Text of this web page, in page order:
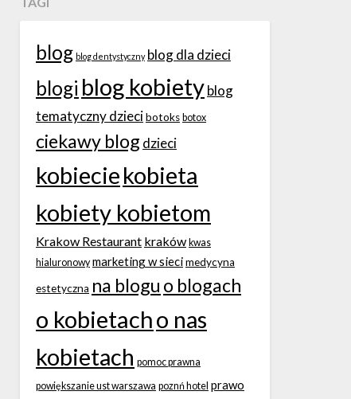
blog blog dentystyczny blog dla dzieci
blogi blog kobietyblog
tematyczny dziecibotoks botox
ciekawy blog dzieci
kobieciekobieta
kobiety kobietom
Krakow Restaurant kraków kwas
hialuronowy marketing w siecimedycyna
estetyczna na blogu o blogach
o kobietacho nas
kobietach pomoc prawna
powiększanie ust warszawa poznń hotel prawo